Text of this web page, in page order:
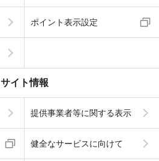
ポイント表示設定
サイト情報
提供事業者等に関する表示
健全なサービスに向けて